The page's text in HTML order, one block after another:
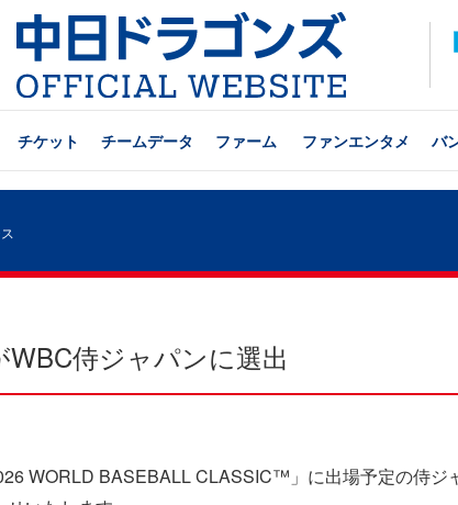
チケット チームデータ ファーム ファンエンタメ バ
侍ジャパンに選出
WORLD BASEBALL CLASSIC™」に出場予定の侍